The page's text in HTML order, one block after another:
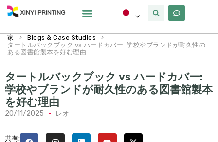
家 > Blogs & Case Studies >
タートルバックブック vs ハードカバー: 学校やブランドが耐久性の
ある図書館製本を好む理由
タートルバックブック vs ハードカバー:
学校やブランドが耐久性のある図書館製本
を好む理由
20/11/2025 レオ
共有: